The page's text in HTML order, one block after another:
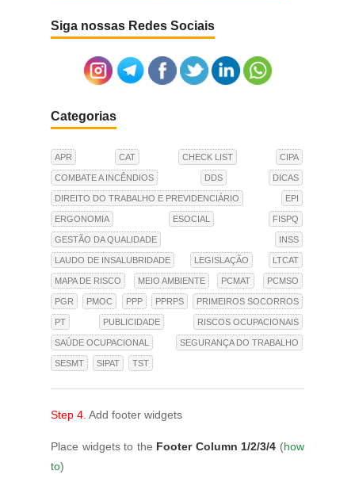
Siga nossas Redes Sociais
Categorias
APR CAT CHECK LIST CIPA
COMBATE A INCÊNDIOS DDS DICAS
DIREITO DO TRABALHO E PREVIDENCIÁRIO EPI
ERGONOMIA ESOCIAL FISPQ
GESTÃO DA QUALIDADE INSS
LAUDO DE INSALUBRIDADE LEGISLAÇÃO LTCAT
MAPA DE RISCO MEIO AMBIENTE PCMAT PCMSO
PGR PMOC PPP PPRPS PRIMEIROS SOCORROS
PT PUBLICIDADE RISCOS OCUPACIONAIS
SAÚDE OCUPACIONAL SEGURANÇA DO TRABALHO
SESMT SIPAT TST
Step 4. Add footer widgets
Place widgets to the Footer Column 1/2/3/4 (how
to)